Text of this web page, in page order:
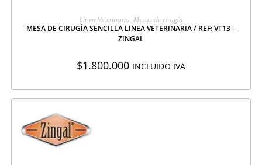
AGREGAR A COTIZACIÓN
Línea Veterinaria, Mesas de cirugía
MESA DE CIRUGÍA SENCILLA LINEA VETERINARIA / REF: VT13 –
ZINGAL
$1.800.000 INCLUIDO IVA